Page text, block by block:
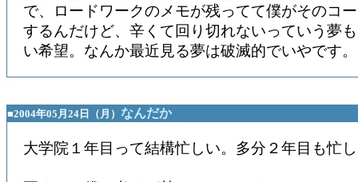
で、ロードワークのメモが残ってて僕がそのコ
するんだけど、辛くて回り切れないっていう夢
い希望。なんか最近見る夢は破滅的でいやです。
■2004年05月24日（月） なんだか
大学院１年目って結構忙しい。多分２年目も忙